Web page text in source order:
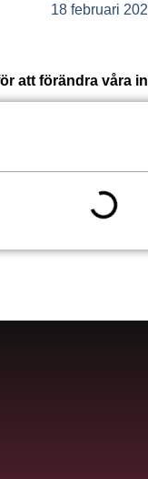
18 februari
att förändra våra